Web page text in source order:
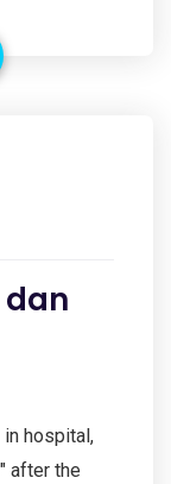
hospital,
after the